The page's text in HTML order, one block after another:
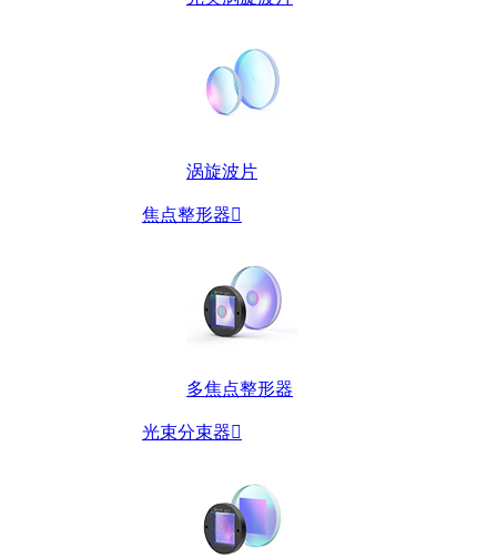
涡旋波片
焦点整形器
多焦点整形器
光束分束器